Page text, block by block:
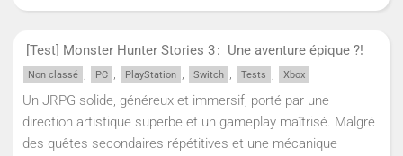
[Test] Monster Hunter Stories 3 : Une aventure épique ?!
Non classé , PC , PlayStation , Switch , Tests , Xbox
Un JRPG solide, généreux et immersif, porté par une
direction artistique superbe et un gameplay maîtrisé. Malgré
des quêtes secondaires répétitives et une mécanique